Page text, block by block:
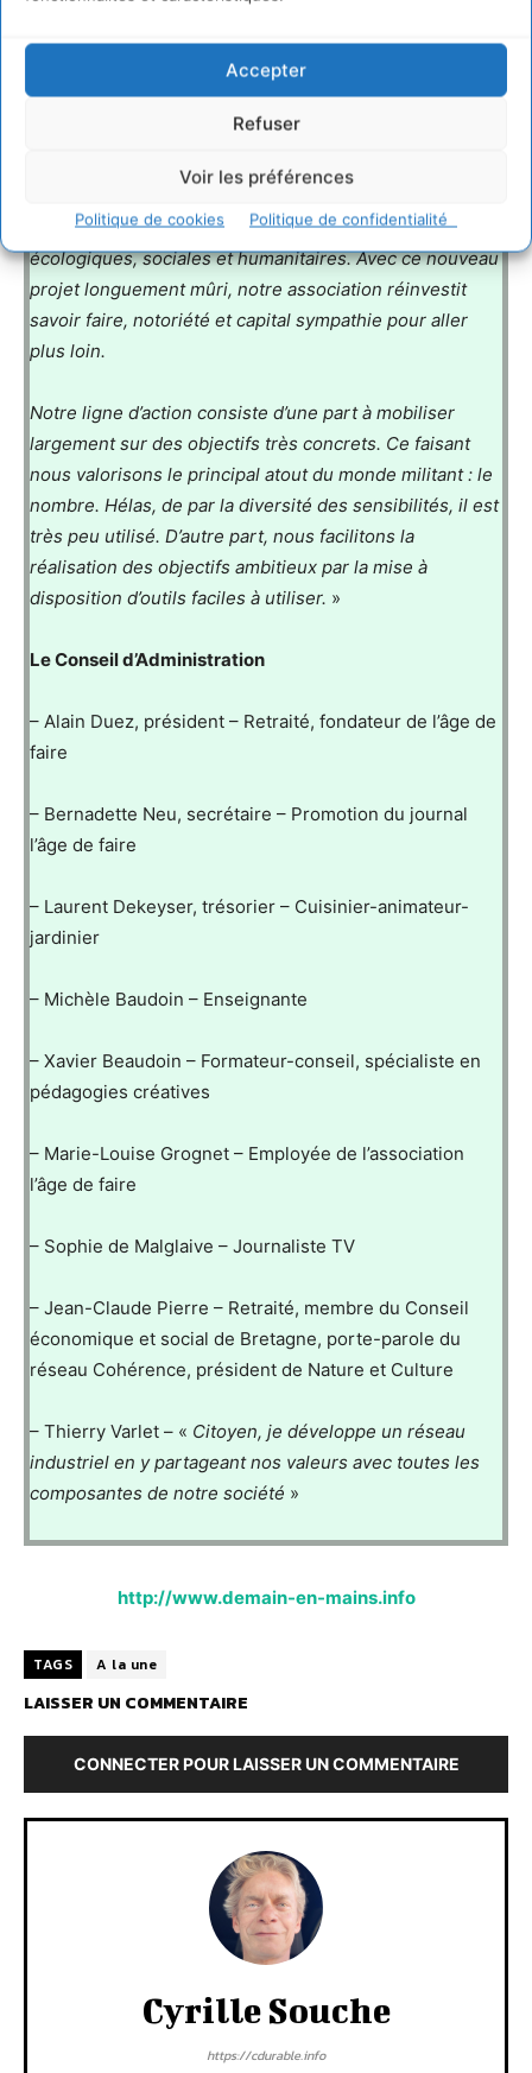
Accepter
Refuser
Voir les préférences
Politique de cookies Politique de confidentialité
réussi en 2005 du journal mensuel et national l’âge de
faire. Il tire aujourd’hui à quelque 28.000 exemplaires et
ses destinées sont depuis septembre 2011 aux mains
des 6 salariés organisés au sein de la Scop L’âge de
des transitions indispensables au regard des urgences
écologiques, sociales et humanitaires. Avec ce nouveau
projet longuement mûri, notre association réinvestit
savoir faire, notoriété et capital sympathie pour aller
plus loin.
Notre ligne d’action consiste d’une part à mobiliser
largement sur des objectifs très concrets. Ce faisant
nous valorisons le principal atout du monde militant : le
nombre. Hélas, de par la diversité des sensibilités, il est
très peu utilisé. D’autre part, nous facilitons la
réalisation des objectifs ambitieux par la mise à
disposition d’outils faciles à utiliser. »
Le Conseil d’Administration
– Alain Duez, président – Retraité, fondateur de l’âge de
faire
– Bernadette Neu, secrétaire – Promotion du journal
l’âge de faire
– Laurent Dekeyser, trésorier – Cuisinier-animateur-
jardinier
– Michèle Baudoin – Enseignante
– Xavier Beaudoin – Formateur-conseil, spécialiste en
pédagogies créatives
– Marie-Louise Grognet – Employée de l’association
l’âge de faire
– Sophie de Malglaive – Journaliste TV
– Jean-Claude Pierre – Retraité, membre du Conseil
économique et social de Bretagne, porte-parole du
réseau Cohérence, président de Nature et Culture
– Thierry Varlet – « Citoyen, je développe un réseau
industriel en y partageant nos valeurs avec toutes les
composantes de notre société »
http://www.demain-en-mains.info
TAGS A la une
LAISSER UN COMMENTAIRE
CONNECTER POUR LAISSER UN COMMENTAIRE
Cyrille Souche
https://cdurable.info